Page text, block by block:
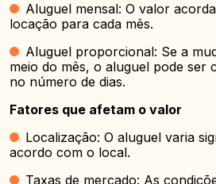
Aluguel mensal: O valor
locação para cada mês.
Aluguel proporcional: Se a
meio do mês, o aluguel pode ser
no número de dias.
Fatores que afetam o valor
Localização: O aluguel varia
acordo com o local.
Taxas de mercado: As